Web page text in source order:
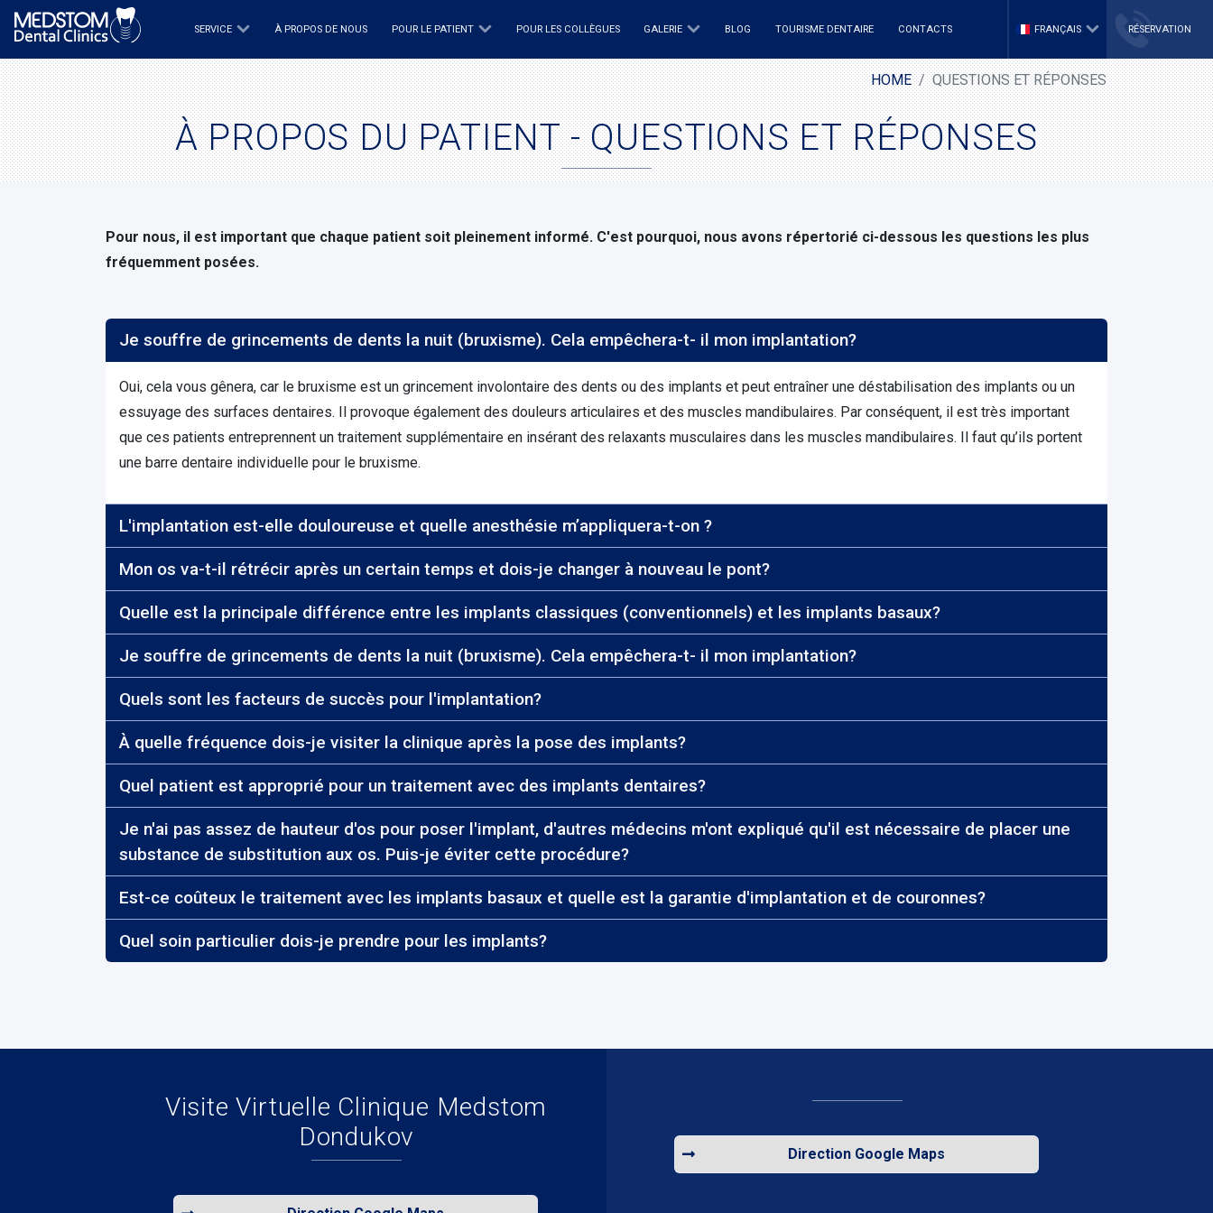
SERVICE À PROPOS DE NOUS POUR LE PATIENT POUR LES COLLÈGUES GALERIE BLOG TOURISME DENTAIRE CONTACTS FRANÇAIS RÉSERVATION
HOME QUESTIONS ET RÉPONSES
À PROPOS DU PATIENT - QUESTIONS ET RÉPONSES
Pour nous, il est important que chaque patient soit pleinement informé. C'est pourquoi, nous avons répertorié ci-dessous les questions les plus
fréquemment posées.
Je souffre de grincements de dents la nuit (bruxisme). Cela empêchera-t- il mon implantation?
Oui, cela vous gênera, car le bruxisme est un grincement involontaire des dents ou des implants et peut entraîner une déstabilisation des implants ou un
essuyage des surfaces dentaires. Il provoque également des douleurs articulaires et des muscles mandibulaires. Par conséquent, il est très important
que ces patients entreprennent un traitement supplémentaire en insérant des relaxants musculaires dans les muscles mandibulaires. Il faut qu’ils portent
une barre dentaire individuelle pour le bruxisme.
L'implantation est-elle douloureuse et quelle anesthésie m’appliquera-t-on ?
Mon os va-t-il rétrécir après un certain temps et dois-je changer à nouveau le pont?
Quelle est la principale différence entre les implants classiques (conventionnels) et les implants basaux?
Je souffre de grincements de dents la nuit (bruxisme). Cela empêchera-t- il mon implantation?
Quels sont les facteurs de succès pour l'implantation?
À quelle fréquence dois-je visiter la clinique après la pose des implants?
Quel patient est approprié pour un traitement avec des implants dentaires?
Je n'ai pas assez de hauteur d'os pour poser l'implant, d'autres médecins m'ont expliqué qu'il est nécessaire de placer une
substance de substitution aux os. Puis-je éviter cette procédure?
Est-ce coûteux le traitement avec les implants basaux et quelle est la garantie d'implantation et de couronnes?
Quel soin particulier dois-je prendre pour les implants?
Visite Virtuelle Clinique Medstom
Dondukov
Direction Google Maps